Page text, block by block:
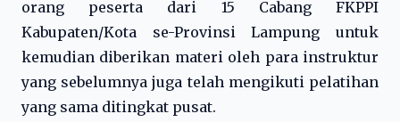
orang peserta dari 15 Cabang FKPPI
Kabupaten/Kota se-Provinsi Lampung untuk
kemudian diberikan materi oleh para instruktur
yang sebelumnya juga telah mengikuti pelatihan
yang sama ditingkat pusat.